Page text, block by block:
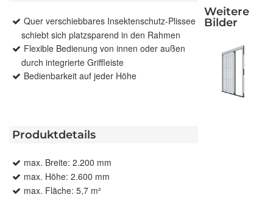
Quer verschiebbares Insektenschutz-Plissee
schiebt sich platzsparend in den Rahmen
Flexible Bedienung von innen oder außen
durch integrierte Griffleiste
Bedienbarkeit auf jeder Höhe
Produktdetails
max. Breite: 2.200 mm
max. Höhe: 2.600 mm
max. Fläche: 5,7 m²
Weitere
Bilder